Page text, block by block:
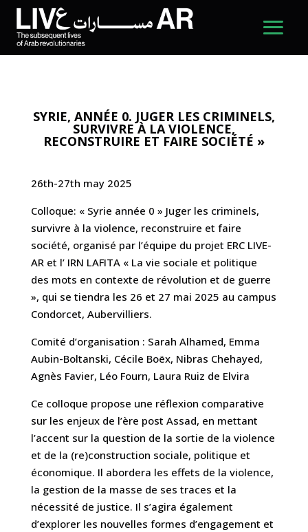
SYRIE, ANNÉE 0. JUGER LES CRIMINELS,
SURVIVRE À LA VIOLENCE,
RECONSTRUIRE ET FAIRE SOCIÉTÉ »
26th-27th may 2025
Colloque: « Syrie année 0 » Juger les criminels,
survivre à la violence, reconstruire et faire
société, organisé par l’équipe du projet ERC LIVE-
AR et l’ IRN LAFITA « La vie sociale et politique
des mots en contexte de révolution et de guerre
», qui se tiendra les 26 et 27 mai 2025 au campus
Condorcet, Aubervilliers.
Comité d’organisation : Sarah Alhamed, Emma
Aubin-Boltanski, Cécile Boëx, Nibras Chehayed,
Agnès Favier, Léo Fourn, Laura Ruiz de Elvira
Ce colloque propose une réflexion comparative
sur les enjeux de l’ère post Assad, en mettant
l’accent sur la question de la sortie de la violence
et de la (re)construction sociale, politique et
économique. Il abordera les effets de la violence,
la gestion de la masse de ses traces et la
nécessité de justice. Il s’agira également
d’explorer les nouvelles formes d’engagement et